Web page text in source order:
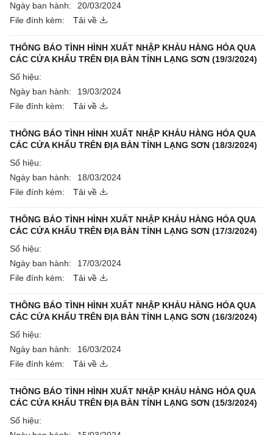
Ngày ban hành:
20/03/2024
File đính kèm:
Tải về
THÔNG BÁO TÌNH HÌNH XUẤT NHẬP KHẢU HÀNG HÓA QUA
CÁC CỬA KHẨU TRÊN ĐỊA BÀN TỈNH LẠNG SƠN (19/3/2024)
Số hiệu:
Ngày ban hành:
19/03/2024
File đính kèm:
Tải về
THÔNG BÁO TÌNH HÌNH XUẤT NHẬP KHẢU HÀNG HÓA QUA
CÁC CỬA KHẨU TRÊN ĐỊA BÀN TỈNH LẠNG SƠN (18/3/2024)
Số hiệu:
Ngày ban hành:
18/03/2024
File đính kèm:
Tải về
THÔNG BÁO TÌNH HÌNH XUẤT NHẬP KHẢU HÀNG HÓA QUA
CÁC CỬA KHẨU TRÊN ĐỊA BÀN TỈNH LẠNG SƠN (17/3/2024)
Số hiệu:
Ngày ban hành:
17/03/2024
File đính kèm:
Tải về
THÔNG BÁO TÌNH HÌNH XUẤT NHẬP KHẢU HÀNG HÓA QUA
CÁC CỬA KHẨU TRÊN ĐỊA BÀN TỈNH LẠNG SƠN (16/3/2024)
Số hiệu:
Ngày ban hành:
16/03/2024
File đính kèm:
Tải về
THÔNG BÁO TÌNH HÌNH XUẤT NHẬP KHẢU HÀNG HÓA QUA
CÁC CỬA KHẨU TRÊN ĐỊA BÀN TỈNH LẠNG SƠN (15/3/2024)
Số hiệu: